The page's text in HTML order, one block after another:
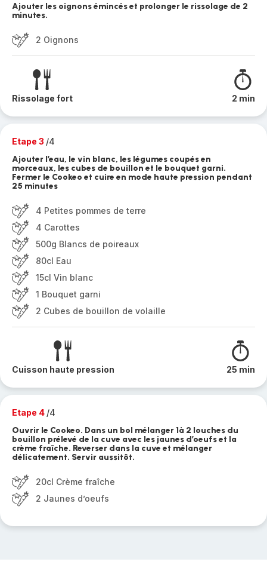
Ajouter les oignons émincés et prolonger le rissolage de 2
minutes.
2 Oignons
Rissolage fort 2 min
Etape 3 /4
Ajouter l’eau, le vin blanc, les légumes coupés en
morceaux, les cubes de bouillon et le bouquet garni.
Fermer le Cookeo et cuire en mode haute pression pendant
25 minutes
4 Petites pommes de terre
4 Carottes
500g Blancs de poireaux
80cl Eau
15cl Vin blanc
1 Bouquet garni
2 Cubes de bouillon de volaille
Cuisson haute pression 25 min
Etape 4 /4
Ouvrir le Cookeo. Dans un bol mélanger 1à 2 louches du
bouillon prélevé de la cuve avec les jaunes d’oeufs et la
crème fraîche. Reverser dans la cuve et mélanger
délicatement. Servir aussitôt.
20cl Crème fraîche
2 Jaunes d’oeufs